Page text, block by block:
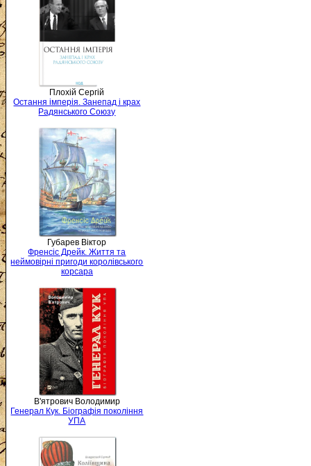
Плохій Сергій
Остання імперія. Занепад і крах
Радянського Союзу
Губарев Віктор
Френсіс Дрейк. Життя та
неймовірні пригоди королівського
корсара
В'ятрович Володимир
Генерал Кук. Біографія покоління
УПА